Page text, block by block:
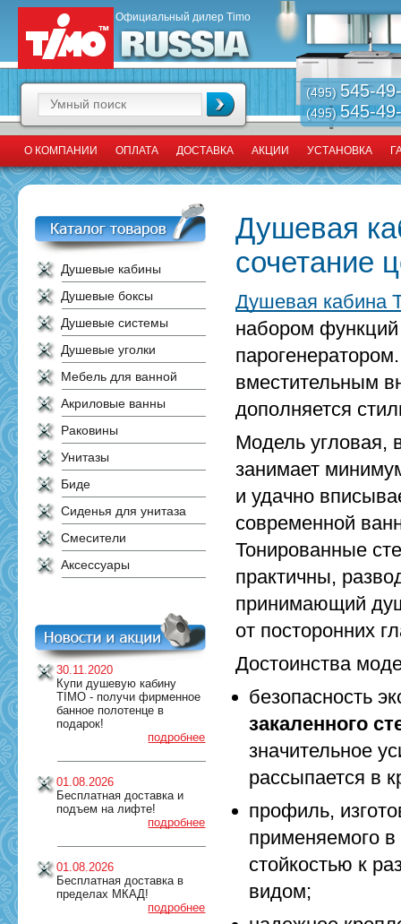
Официальный дилер Timo
(495) 545-
(495)545-
О КОМПАНИИ ОПЛАТА ДОСТАВКА АКЦИИ УСТАНОВКА
Душевые кабины
Душевые боксы
Душевые системы
Душевые уголки
Мебель для ванной
Акриловые ванны
Раковины
Унитазы
Биде
Сиденья для унитаза
Смесители
Аксессуары
30.11.2020
Купи душевую кабину
TIMO - получи фирменное
банное полотенце в
подарок!
подробнее
01.08.2026
Бесплатная доставка и
подъем на лифте!
подробнее
01.08.2026
Бесплатная доставка в
пределах МКАД!
подробнее
Душевая
сочетание
Душевая кабина
набором
вместительным
дополняется
Модель угловая,
занимает
и удачно
современной
Тонированные
практичны,
принимающий
от посторонних
Достоинства
безопасность
закаленного
значительное
рассыпается в
профиль,
применяемого
стойкостью к
видом;